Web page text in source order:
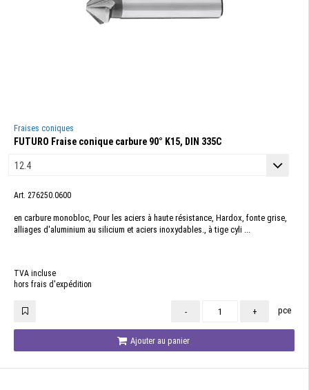
Fraises coniques
FUTURO Fraise conique carbure 90° K15, DIN 335C
Art. 276250.0600
en carbure monobloc, Pour les aciers à haute résistance, Hardox, fonte grise,
alliages d'aluminium au silicium et aciers inoxydables., à tige cyli ...
TVA incluse
hors frais d'expédition
- + pce
Ajouter au panier